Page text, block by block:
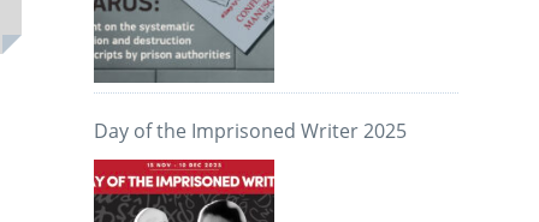
Day of the Imprisoned Writer 2025